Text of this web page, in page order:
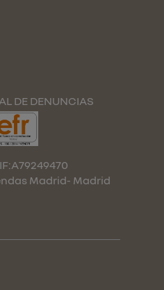
DE DENUNCIAS
Madrid- Madrid